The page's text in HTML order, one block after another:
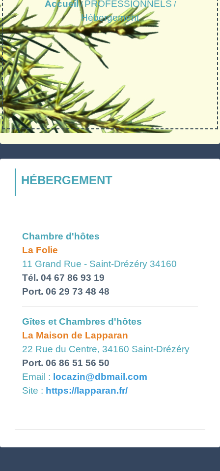
Accueil/ PROFESSIONNELS /
Hébergement
HÉBERGEMENT
Chambre d'hôtes
La Folie
11 Grand Rue - Saint-Drézéry 34160
Tél. 04 67 86 93 19
Port. 06 29 73 48 48
Gîtes et Chambres d'hôtes
La Maison de Lapparan
22 Rue du Centre, 34160 Saint-Drézéry
Port. 06 86 51 56 50
Email : locazin@dbmail.com
Site : https://lapparan.fr/